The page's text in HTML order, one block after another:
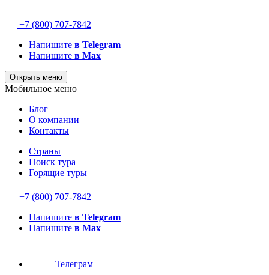
+7 (800) 707-7842
Напишите в Telegram
Напишите в Max
Открыть меню
Мобильное меню
Блог
О компании
Контакты
Страны
Поиск тура
Горящие туры
+7 (800) 707-7842
Напишите в Telegram
Напишите в Max
Телеграм